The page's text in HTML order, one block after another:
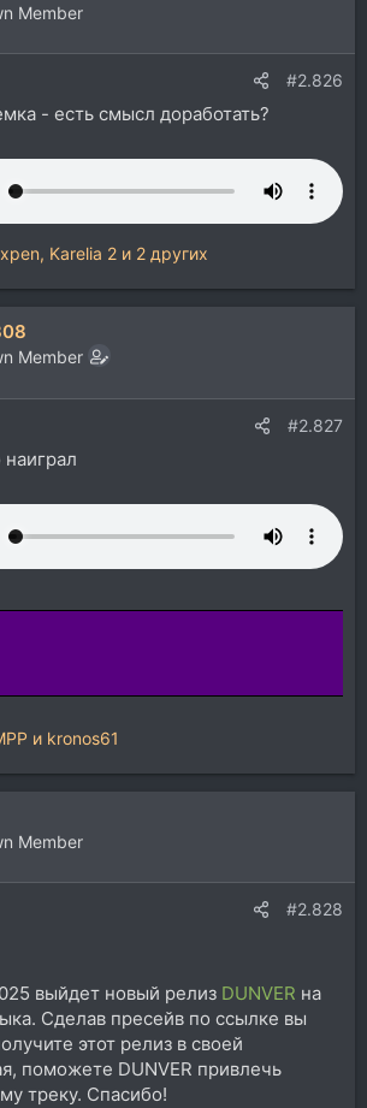
Member
#2.826
- есть смысл доработать?
, Karelia 2 и 2 других
Member
#2.827
и kronos61
Member
#2.828
выйдет новый релиз DUNVER на
Сделав пресейв по ссылке вы
этот релиз в своей
поможете DUNVER привлечь
треку. Спасибо!